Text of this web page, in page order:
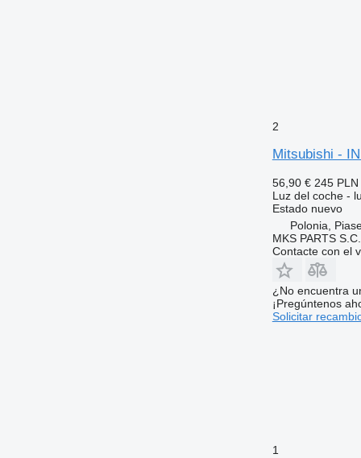
2
Mitsubishi -
56,90 € 245 PLN
Luz del coche -
Estadonuevo
Polonia,
MKS PARTS S.C.
Contacte con el
¿No encuentra
¡Pregúntenos
Solicitar
1